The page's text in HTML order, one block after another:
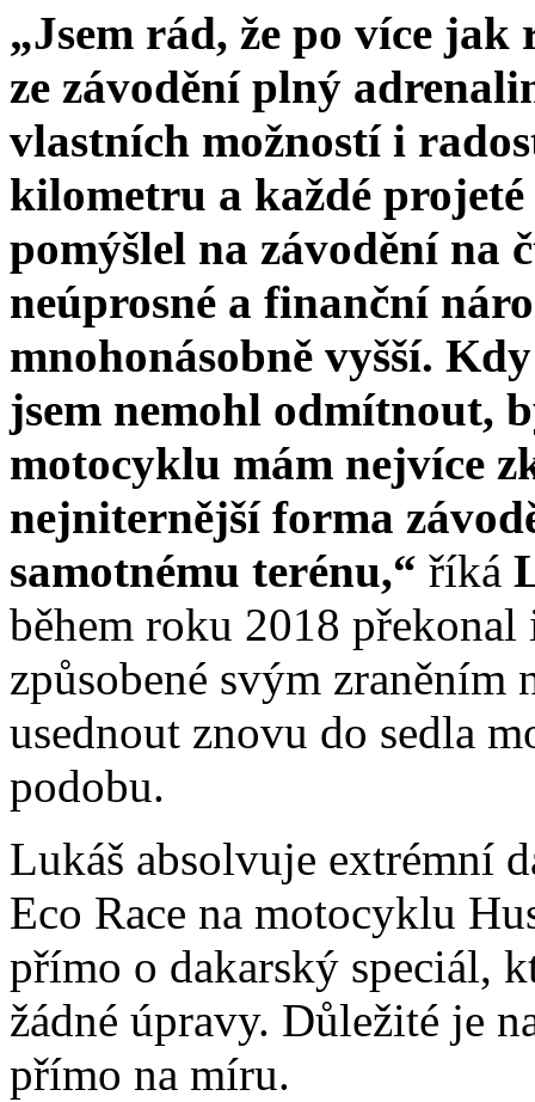
„Jsem rád, že po více
ze závodění plný
vlastních možností i
kilometru a každé
pomýšlel na závodění na
neúprosné a finanční
mnohonásobně vyšší.
jsem nemohl odmítnout,
motocyklu mám nejvíce
nejniternější forma
samotnému terénu,“ říká
během roku 2018
způsobené svým zraněním
usednout znovu do sedla
podobu.
Lukáš absolvuje extrémní
Eco Race na motocyklu
přímo o dakarský speciál,
žádné úpravy. Důležité je
přímo na míru.